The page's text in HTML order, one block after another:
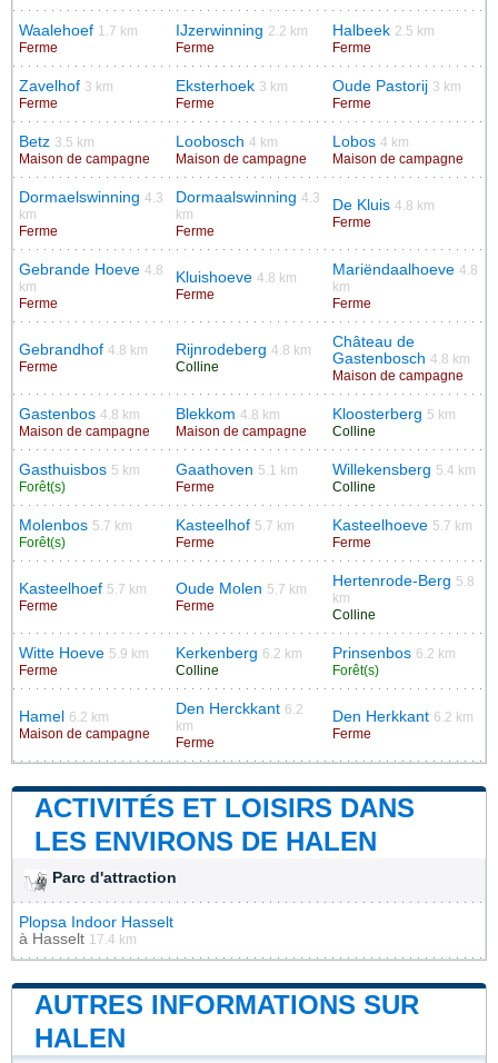
Waalehoef 1.7 km
Ferme
IJzerwinning 2.2 km
Ferme
Halbeek 2.5 km
Ferme
Zavelhof 3 km
Ferme
Eksterhoek 3 km
Ferme
Oude Pastorij 3 km
Ferme
Betz 3.5 km
Maison de campagne
Loobosch 4 km
Maison de campagne
Lobos 4 km
Maison de campagne
Dormaelswinning 4.3
km
Ferme
Dormaalswinning 4.3
km
Ferme
De Kluis 4.8 km
Ferme
Gebrande Hoeve 4.8
km
Ferme
Kluishoeve 4.8 km
Ferme
Mariëndaalhoeve 4.8
km
Ferme
Gebrandhof 4.8 km
Ferme
Rijnrodeberg 4.8 km
Colline
Château de
Gastenbosch 4.8 km
Maison de campagne
Gastenbos 4.8 km
Maison de campagne
Blekkom 4.8 km
Maison de campagne
Kloosterberg 5 km
Colline
Gasthuisbos 5 km
Forêt(s)
Gaathoven 5.1 km
Ferme
Willekensberg 5.4 km
Colline
Molenbos 5.7 km
Forêt(s)
Kasteelhof 5.7 km
Ferme
Kasteelhoeve 5.7 km
Ferme
Kasteelhoef 5.7 km
Ferme
Oude Molen 5.7 km
Ferme
Hertenrode-Berg 5.8
km
Colline
Witte Hoeve 5.9 km
Ferme
Kerkenberg 6.2 km
Colline
Prinsenbos 6.2 km
Forêt(s)
Hamel 6.2 km
Maison de campagne
Den Herckkant 6.2
km
Ferme
Den Herkkant 6.2 km
Ferme
ACTIVITÉS ET LOISIRS DANS
LES ENVIRONS DE HALEN
Parc d'attraction
Plopsa Indoor Hasselt
à Hasselt 17.4 km
AUTRES INFORMATIONS SUR
HALEN